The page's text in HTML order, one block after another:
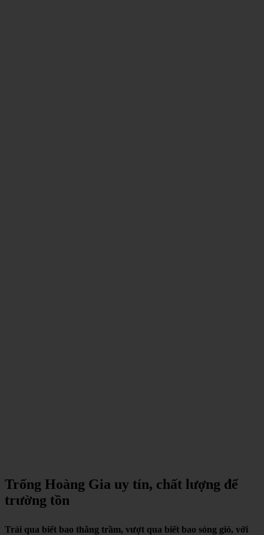
Trống Hoàng Gia uy tín, chất lượng để
trường tồn
Trải qua biết bao thăng trầm, vượt qua biết bao sóng gió, với